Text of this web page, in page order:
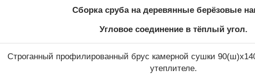
Сборка сруба на деревянные берёзовые
Угловое соединение в тёплый угол.
Строганный профилированный брус камерной сушки
утеплителе.